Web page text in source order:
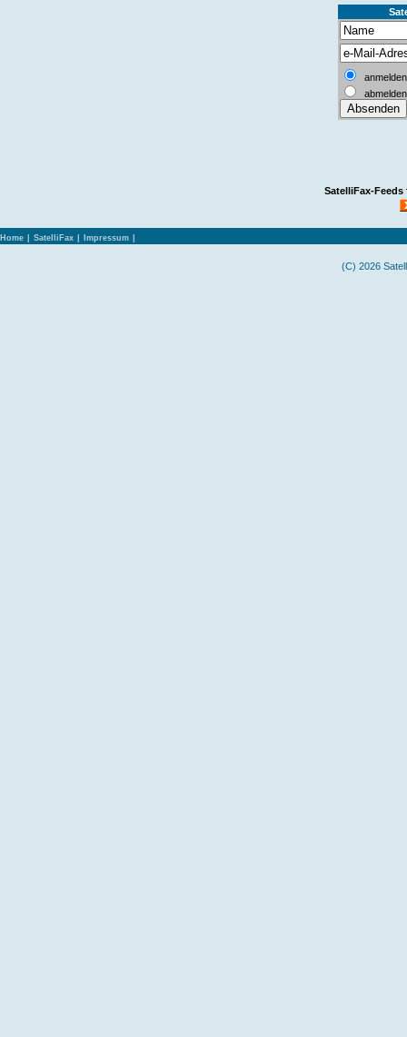
anmelden
abmelden
SatelliFax-Feeds
Home SatelliFax Impressum
(C) 2026